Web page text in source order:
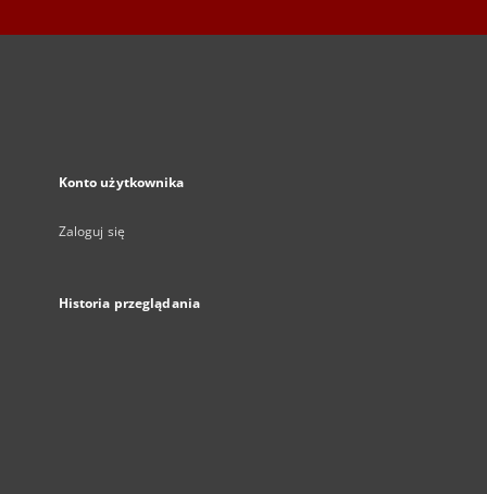
Konto użytkownika
Zaloguj się
Historia przeglądania